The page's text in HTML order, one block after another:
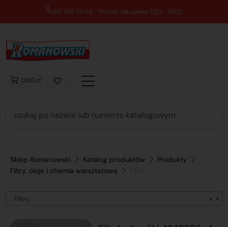
89 762 00 69 - Pomoc zakupowa 7:00 - 16:00
0,00 zł
Sklep Romanowski Katalog produktów
Produkty
Filtry, oleje i chemia warsztatowa
×
Filtry